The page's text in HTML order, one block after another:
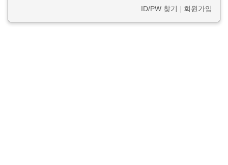
ID/PW 찾기 | 회원가입